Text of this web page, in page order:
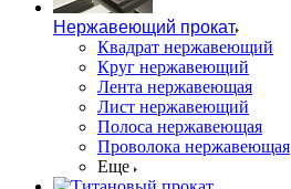
Нержавеющий прокат
Квадрат нержавеющий
Круг нержавеющий
Лента нержавеющая
Лист нержавеющий
Полоса нержавеющая
Проволока нержавеющая
Еще